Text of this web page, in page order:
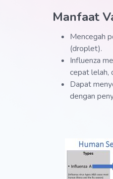
Manfaat
Mencegah
(droplet).
Influenza
cepat lelah,
Dapat
dengan